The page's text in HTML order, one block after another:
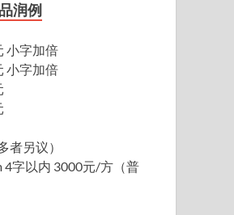
润例
小字加倍
小字加倍
者另议）
4字以内 3000元/方（普